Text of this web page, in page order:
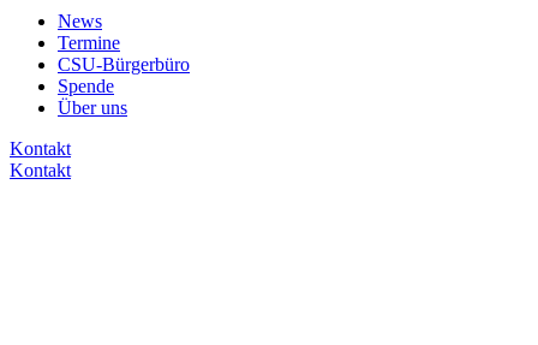
News
Termine
CSU-Bürgerbüro
Spende
Über uns
Kontakt
Kontakt